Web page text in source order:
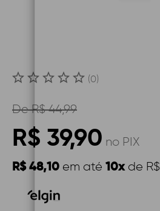
(0)
DeR$ 44,99
R$ 39,90 no PIX
R$ 48,10 em até 10xde R$